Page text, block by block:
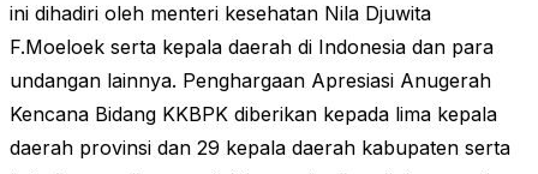
ini dihadiri oleh menteri kesehatan Nila Djuwita
F.Moeloek serta kepala daerah di Indonesia dan para
undangan lainnya. Penghargaan Apresiasi Anugerah
Kencana Bidang KKBPK diberikan kepada lima kepala
daerah provinsi dan 29 kepala daerah kabupaten serta